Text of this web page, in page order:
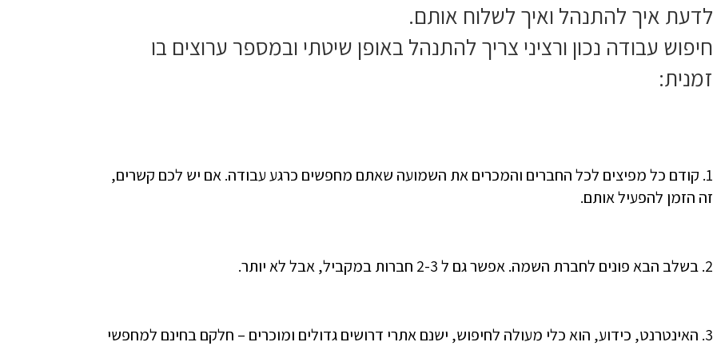
לדעת איך להתנהל ואיך לשלוח אותם.
חיפוש עבודה נכון ורציני צריך להתנהל באופן שיטתי ובמספר ערוצים בו
זמנית:
1. קודם כל מפיצים לכל החברים והמכרים את השמועה שאתם מחפשים כרגע עבודה. אם יש לכם קשרים,
זה הזמן להפעיל אותם.
2. בשלב הבא פונים לחברת השמה. אפשר גם ל 2-3 חברות במקביל, אבל לא יותר.
3. האינטרנט, כידוע, הוא כלי מעולה לחיפוש, ישנם אתרי דרושים גדולים ומוכרים – חלקם בחינם למחפשי